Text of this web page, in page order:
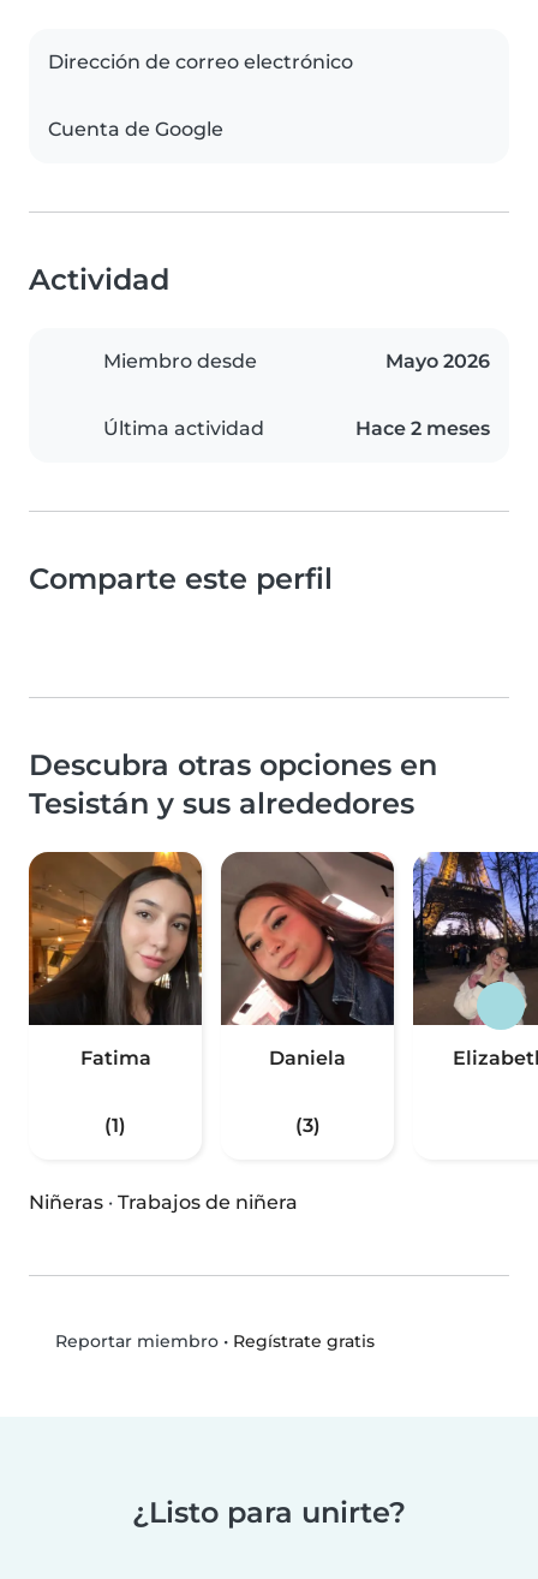
Dirección de correo electrónico
Cuenta de Google
Actividad
Miembro desde Mayo 2026
Última actividad Hace 2 meses
Comparte este perfil
Descubra otras opciones en
Tesistán y sus alrededores
Fatima
(1)
Daniela
(3)
Niñeras · Trabajos de niñera
Reportar miembro• Regístrate gratis
¿Listo para unirte?